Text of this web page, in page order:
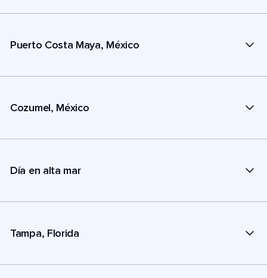
Puerto Costa Maya, México
Cozumel, México
Día en alta mar
Tampa, Florida